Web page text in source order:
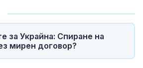
за Украйна: Спиране на
мирен договор?